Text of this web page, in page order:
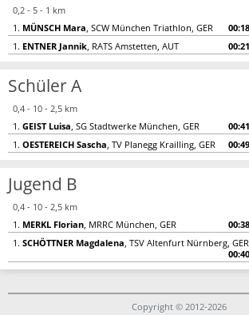
0,2 - 5 - 1 km
1. MÜNSCH Mara , SCW München Triathlon, GER
1. ENTNER Jannik , RATS Amstetten, AUT
Schüler A
0,4 - 10 - 2,5 km
1. GEIST Luisa , SG Stadtwerke München, GER
1. OESTEREICH Sascha , TV Planegg Krailling, GER
Jugend B
0,4 - 10 - 2,5 km
1. MERKL Florian , MRRC München, GER
1. SCHÖTTNER Magdalena , TSV Altenfurt Nürnberg, GER
Copyright © 2012-2026